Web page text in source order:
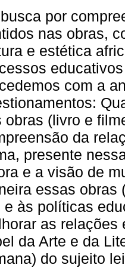
por
nas obras,
e estética
com a
obras (livro e
da
presente
e a visão de
essas obras
e às políticas
as relações
da Arte e da
do sujeito